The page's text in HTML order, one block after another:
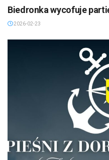
Biedronka wycofuje
2026-02-23